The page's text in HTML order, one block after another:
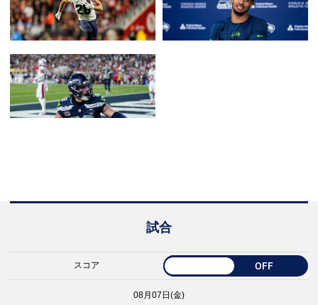
試合
スコア OFF
08月07日(金)